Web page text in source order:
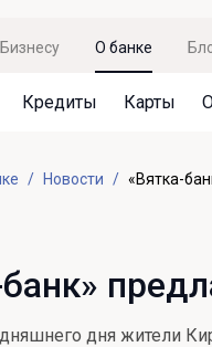
Бизнесу О банке
Кредиты
недвижимости
Карты
с пакетом услуг
Mir Supreme
недвижимости
друга»
бизнес»
Новости «Вятка-
дня жители